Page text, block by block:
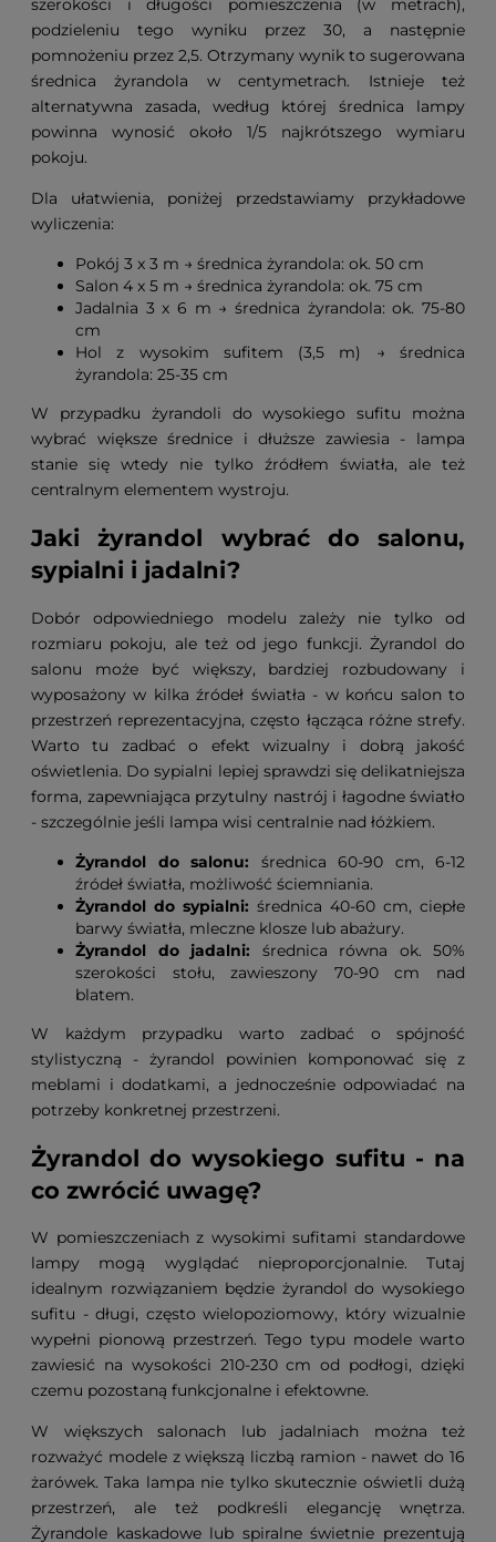
szerokości i długości pomieszczenia (w metrach),
podzieleniu tego wyniku przez 30, a następnie
pomnożeniu przez 2,5. Otrzymany wynik to sugerowana
średnica żyrandola w centymetrach. Istnieje też
alternatywna zasada, według której średnica lampy
powinna wynosić około 1/5 najkrótszego wymiaru
pokoju.
Dla ułatwienia, poniżej przedstawiamy przykładowe
wyliczenia:
Pokój 3 x 3 m → średnica żyrandola: ok. 50 cm
Salon 4 x 5 m → średnica żyrandola: ok. 75 cm
Jadalnia 3 x 6 m → średnica żyrandola: ok. 75-80
cm
Hol z wysokim sufitem (3,5 m) → średnica
żyrandola: 25-35 cm
W przypadku żyrandoli do wysokiego sufitu można
wybrać większe średnice i dłuższe zawiesia - lampa
stanie się wtedy nie tylko źródłem światła, ale też
centralnym elementem wystroju.
Jaki żyrandol wybrać do salonu,
sypialni i jadalni?
Dobór odpowiedniego modelu zależy nie tylko od
rozmiaru pokoju, ale też od jego funkcji. Żyrandol do
salonu może być większy, bardziej rozbudowany i
wyposażony w kilka źródeł światła - w końcu salon to
przestrzeń reprezentacyjna, często łącząca różne strefy.
Warto tu zadbać o efekt wizualny i dobrą jakość
oświetlenia. Do sypialni lepiej sprawdzi się delikatniejsza
forma, zapewniająca przytulny nastrój i łagodne światło
- szczególnie jeśli lampa wisi centralnie nad łóżkiem.
Żyrandol do salonu: średnica 60-90 cm, 6-12
źródeł światła, możliwość ściemniania.
Żyrandol do sypialni: średnica 40-60 cm, ciepłe
barwy światła, mleczne klosze lub abażury.
Żyrandol do jadalni: średnica równa ok. 50%
szerokości stołu, zawieszony 70-90 cm nad
blatem.
W każdym przypadku warto zadbać o spójność
stylistyczną - żyrandol powinien komponować się z
meblami i dodatkami, a jednocześnie odpowiadać na
potrzeby konkretnej przestrzeni.
Żyrandol do wysokiego sufitu - na
co zwrócić uwagę?
W pomieszczeniach z wysokimi sufitami standardowe
lampy mogą wyglądać nieproporcjonalnie. Tutaj
idealnym rozwiązaniem będzie żyrandol do wysokiego
sufitu - długi, często wielopoziomowy, który wizualnie
wypełni pionową przestrzeń. Tego typu modele warto
zawiesić na wysokości 210-230 cm od podłogi, dzięki
czemu pozostaną funkcjonalne i efektowne.
W większych salonach lub jadalniach można też
rozważyć modele z większą liczbą ramion - nawet do 16
żarówek. Taka lampa nie tylko skutecznie oświetli dużą
przestrzeń, ale też podkreśli elegancję wnętrza.
Żyrandole kaskadowe lub spiralne świetnie prezentują